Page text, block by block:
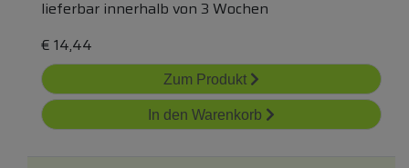
lieferbar innerhalb von 3 Wochen
€ 14,44
Zum Produkt
In den Warenkorb